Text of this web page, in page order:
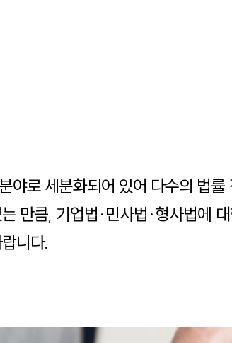
야로 세분화되어 있어 다수의 법
만큼, 기업법·민사법·형사법에
니다.